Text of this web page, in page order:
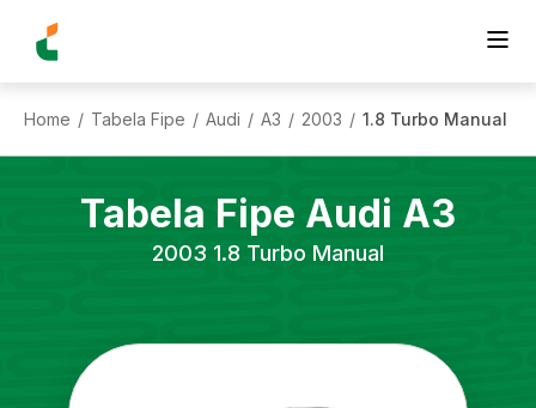
Home / Tabela Fipe / Audi / A3 / 2003 / 1.8 Turbo Manual
Tabela Fipe Audi A3
2003 1.8 Turbo Manual